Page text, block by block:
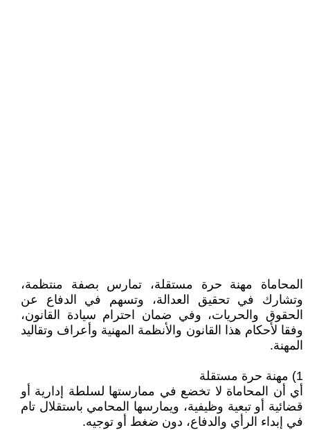
المحاماة مهنة حرة مستقلة، تمارس بصفة منتظمة،
وتشارك في تحقيق العدالة، وتسهم في الدفاع عن
الحقوق والحريات، وفي ضمان احترام سيادة القانون،
وفقا لأحكام هذا القانون والأنظمة المهنية وأعراف وتقاليد
المهنة.
1) مهنة حرة مستقلة
أي أن المحاماة لا تخضع في ممارستها لسلطة إدارية أو
قضائية أو تبعية وظيفية، ويمارسها المحامي باستقلال تام
في إبداء الرأي والدفاع، دون ضغط أو توجيه.